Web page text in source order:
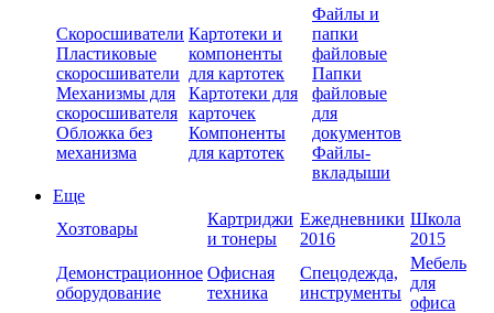
Скоросшиватели
Пластиковые
скоросшиватели
Механизмы для
скоросшивателя
Обложка без
механизма
Картотеки и
компоненты
для картотек
Картотеки для
карточек
Компоненты
для картотек
Файлы и
папки
файловые
Папки
файловые
для
документов
Файлы-
вкладыши
Еще
Хозтовары
Картриджи
и тонеры
Ежедневники
2016
Школа
2015
Демонстрационное
оборудование
Офисная
техника
Спецодежда,
инструменты
Мебель
для
офиса